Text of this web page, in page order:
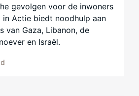
gevolgen voor de inwoners
in Actie biedt noodhulp aan
van Gaza, Libanon, de
en Israël.